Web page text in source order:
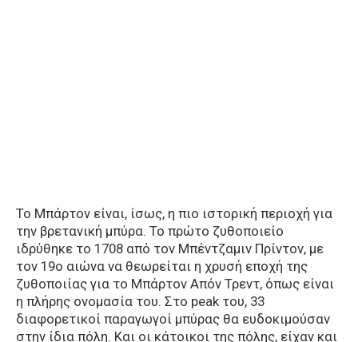
Το Μπάρτον είναι, ίσως, η πιο ιστορική περιοχή για
την βρετανική μπύρα. Το πρώτο ζυθοποιείο
ιδρύθηκε το 1708 από τον Μπέντζαμιν Πρίντον, με
τον 19ο αιώνα να θεωρείται η χρυσή εποχή της
ζυθοποιίας για το Μπάρτον Απόν Τρεντ, όπως είναι
η πλήρης ονομασία του. Στο peak του, 33
διαφορετικοί παραγωγοί μπύρας θα ευδοκιμούσαν
στην ίδια πόλη. Και οι κάτοικοι της πόλης, είχαν και